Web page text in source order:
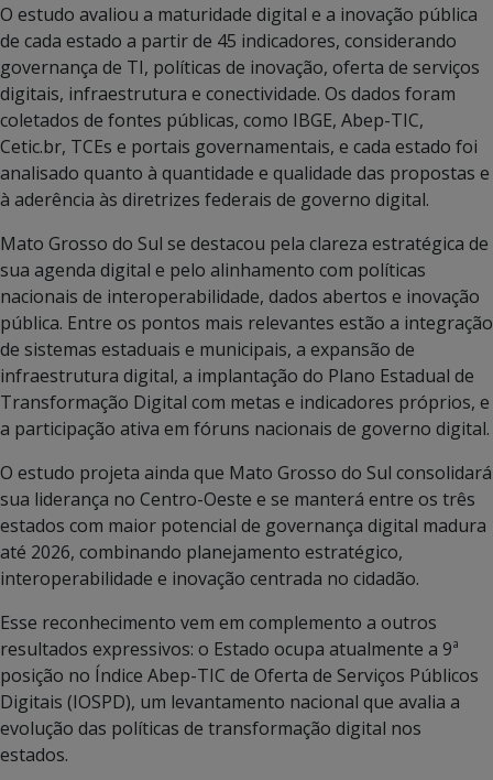
O estudo avaliou a maturidade digital e a inovação pública
de cada estado a partir de 45 indicadores, considerando
governança de TI, políticas de inovação, oferta de serviços
digitais, infraestrutura e conectividade. Os dados foram
coletados de fontes públicas, como IBGE, Abep-TIC,
Cetic.br, TCEs e portais governamentais, e cada estado foi
analisado quanto à quantidade e qualidade das propostas e
à aderência às diretrizes federais de governo digital.
Mato Grosso do Sul se destacou pela clareza estratégica de
sua agenda digital e pelo alinhamento com políticas
nacionais de interoperabilidade, dados abertos e inovação
pública. Entre os pontos mais relevantes estão a integração
de sistemas estaduais e municipais, a expansão de
infraestrutura digital, a implantação do Plano Estadual de
Transformação Digital com metas e indicadores próprios, e
a participação ativa em fóruns nacionais de governo digital.
O estudo projeta ainda que Mato Grosso do Sul consolidará
sua liderança no Centro-Oeste e se manterá entre os três
estados com maior potencial de governança digital madura
até 2026, combinando planejamento estratégico,
interoperabilidade e inovação centrada no cidadão.
Esse reconhecimento vem em complemento a outros
resultados expressivos: o Estado ocupa atualmente a 9ª
posição no Índice Abep-TIC de Oferta de Serviços Públicos
Digitais (IOSPD), um levantamento nacional que avalia a
evolução das políticas de transformação digital nos
estados.